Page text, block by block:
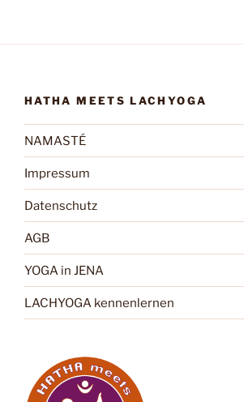
HATHA MEETS LACHYOGA
NAMASTÉ
Impressum
Datenschutz
AGB
YOGA in JENA
LACHYOGA kennenlernen